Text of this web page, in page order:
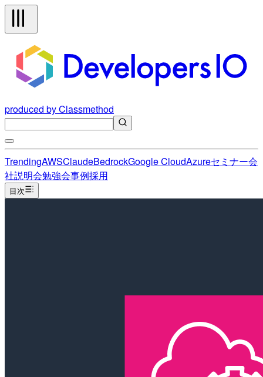
produced by Classmethod
TrendingAWSClaudeBedrockGoogle CloudAzureセミナー会
社説明会勉強会事例採用
目次